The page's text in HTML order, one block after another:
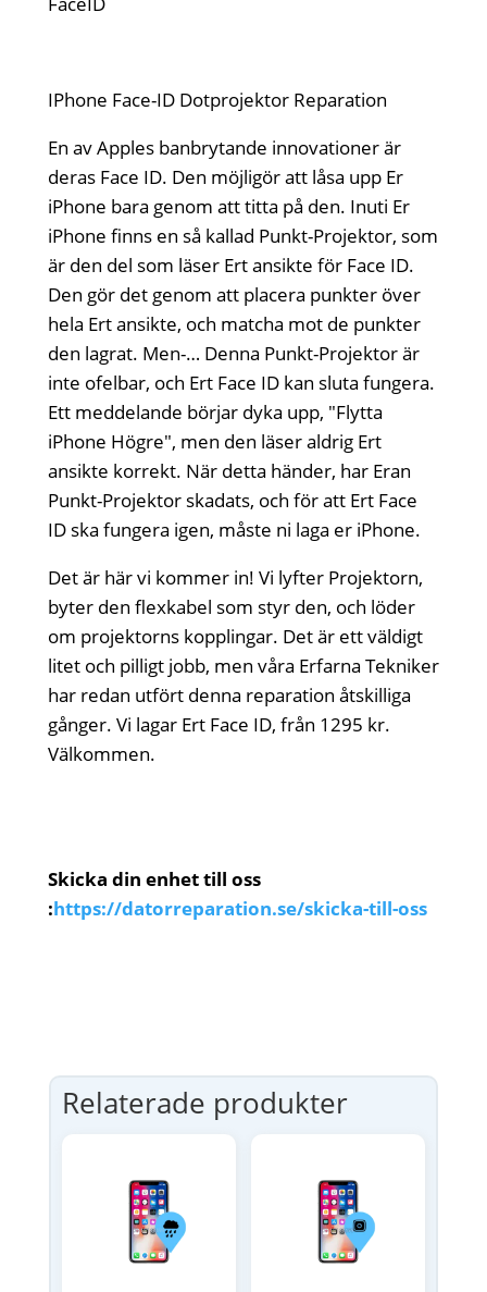
IPhone Face-ID Dotprojektor Reparation
En av Apples banbrytande innovationer är
deras Face ID. Den möjligör att låsa upp Er
iPhone bara genom att titta på den. Inuti Er
iPhone finns en så kallad Punkt-Projektor, som
är den del som läser Ert ansikte för Face ID.
Den gör det genom att placera punkter över
hela Ert ansikte, och matcha mot de punkter
den lagrat. Men-… Denna Punkt-Projektor är
inte ofelbar, och Ert Face ID kan sluta fungera.
Ett meddelande börjar dyka upp, "Flytta
iPhone Högre", men den läser aldrig Ert
ansikte korrekt. När detta händer, har Eran
Punkt-Projektor skadats, och för att Ert Face
ID ska fungera igen, måste ni laga er iPhone.
Det är här vi kommer in! Vi lyfter Projektorn,
byter den flexkabel som styr den, och löder
om projektorns kopplingar. Det är ett väldigt
litet och pilligt jobb, men våra Erfarna Tekniker
har redan utfört denna reparation åtskilliga
gånger. Vi lagar Ert Face ID, från 1295 kr.
Välkommen.
Skicka din enhet till oss
:https://datorreparation.se/skicka-till-oss
Relaterade produkter